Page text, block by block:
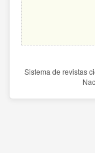
Sistema de revistas